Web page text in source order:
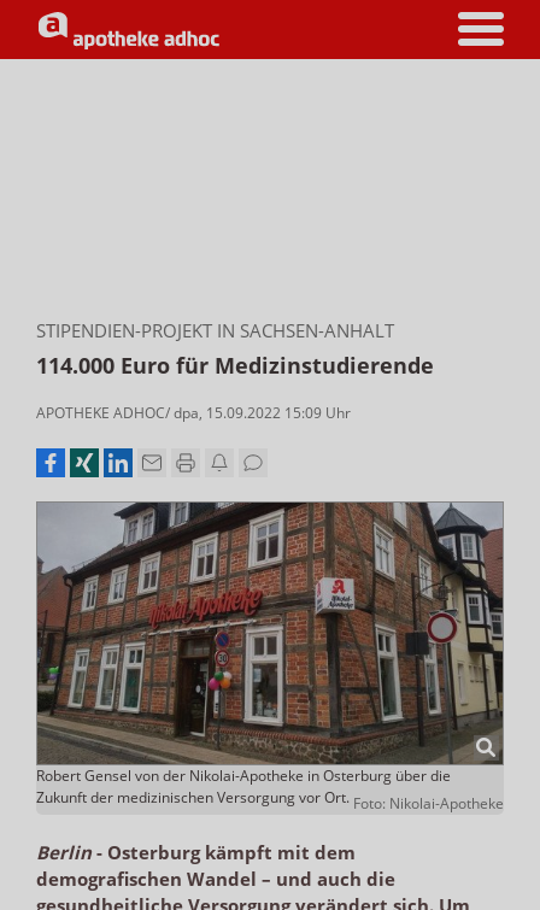
STIPENDIEN-PROJEKT IN SACHSEN-ANHALT
114.000 Euro für Medizinstudierende
APOTHEKE ADHOC/ dpa, 15.09.2022 15:09 Uhr
Robert Gensel von der Nikolai-Apotheke in Osterburg über die
Zukunft der medizinischen Versorgung vor Ort. Foto: Nikolai-Apotheke
Berlin- Osterburg kämpft mit dem
demografischen Wandel – und auch die
gesundheitliche Versorgung verändert sich. Um